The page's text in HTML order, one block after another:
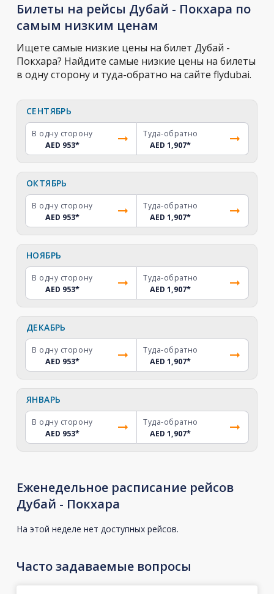
Билеты на рейсы Дубай - Покхара по
самым низким ценам
Ищете самые низкие цены на билет Дубай -
Покхара? Найдите самые низкие цены на билеты
в одну сторону и туда-обратно на сайте flydubai.
СЕНТЯБРЬ
В одну сторону
AED 953*
Туда-обратно
AED 1,907*
ОКТЯБРЬ
В одну сторону
AED 953*
Туда-обратно
AED 1,907*
НОЯБРЬ
В одну сторону
AED 953*
Туда-обратно
AED 1,907*
ДЕКАБРЬ
В одну сторону
AED 953*
Туда-обратно
AED 1,907*
ЯНВАРЬ
В одну сторону
AED 953*
Туда-обратно
AED 1,907*
Еженедельное расписание рейсов
Дубай - Покхара
На этой неделе нет доступных рейсов.
Часто задаваемые вопросы